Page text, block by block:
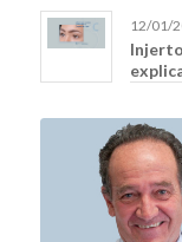
12/01/